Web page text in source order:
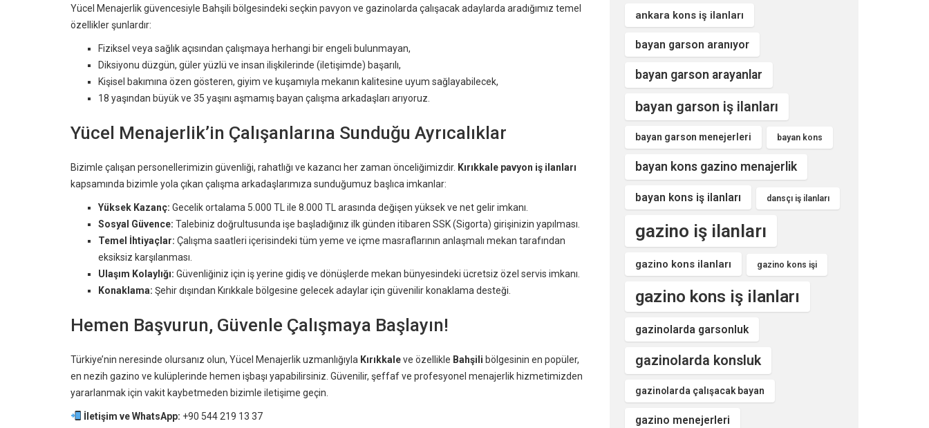
Yücel Menajerlik güvencesiyle Bahşili bölgesindeki seçkin pavyon ve gazinolarda çalışacak adaylarda aradığımız temel
özellikler şunlardır:
Fiziksel veya sağlık açısından çalışmaya herhangi bir engeli bulunmayan,
Diksiyonu düzgün, güler yüzlü ve insan ilişkilerinde (iletişimde) başarılı,
Kişisel bakımına özen gösteren, giyim ve kuşamıyla mekanın kalitesine uyum sağlayabilecek,
18 yaşından büyük ve 35 yaşını aşmamış bayan çalışma arkadaşları arıyoruz.
Yücel Menajerlik’in Çalışanlarına Sunduğu Ayrıcalıklar
Bizimle çalışan personellerimizin güvenliği, rahatlığı ve kazancı her zaman önceliğimizdir. Kırıkkale pavyon iş ilanları
kapsamında bizimle yola çıkan çalışma arkadaşlarımıza sunduğumuz başlıca imkanlar:
Yüksek Kazanç: Gecelik ortalama 5.000 TL ile 8.000 TL arasında değişen yüksek ve net gelir imkanı.
Sosyal Güvence: Talebiniz doğrultusunda işe başladığınız ilk günden itibaren SSK (Sigorta) girişinizin yapılması.
Temel İhtiyaçlar: Çalışma saatleri içerisindeki tüm yeme ve içme masraflarının anlaşmalı mekan tarafından
eksiksiz karşılanması.
Ulaşım Kolaylığı: Güvenliğiniz için iş yerine gidiş ve dönüşlerde mekan bünyesindeki ücretsiz özel servis imkanı.
Konaklama: Şehir dışından Kırıkkale bölgesine gelecek adaylar için güvenilir konaklama desteği.
Hemen Başvurun, Güvenle Çalışmaya Başlayın!
Türkiye’nin neresinde olursanız olun, Yücel Menajerlik uzmanlığıyla Kırıkkaleve özellikle Bahşili bölgesinin en popüler,
en nezih gazino ve kulüplerinde hemen işbaşı yapabilirsiniz. Güvenilir, şeffaf ve profesyonel menajerlik hizmetimizden
yararlanmak için vakit kaybetmeden bizimle iletişime geçin.
İletişim ve WhatsApp: +90 544 219 13 37
ankara kons iş ilanları
bayan garson aranıyor
bayan garson arayanlar
bayan garson iş ilanları
bayan garson menejerleri bayan kons
bayan kons gazino menajerlik
bayan kons iş ilanları dansçı iş ilanları
gazino iş ilanları
gazino kons ilanları gazino kons işi
gazino kons iş ilanları
gazinolarda garsonluk
gazinolarda konsluk
gazinolarda çalışacak bayan
gazino menejerleri